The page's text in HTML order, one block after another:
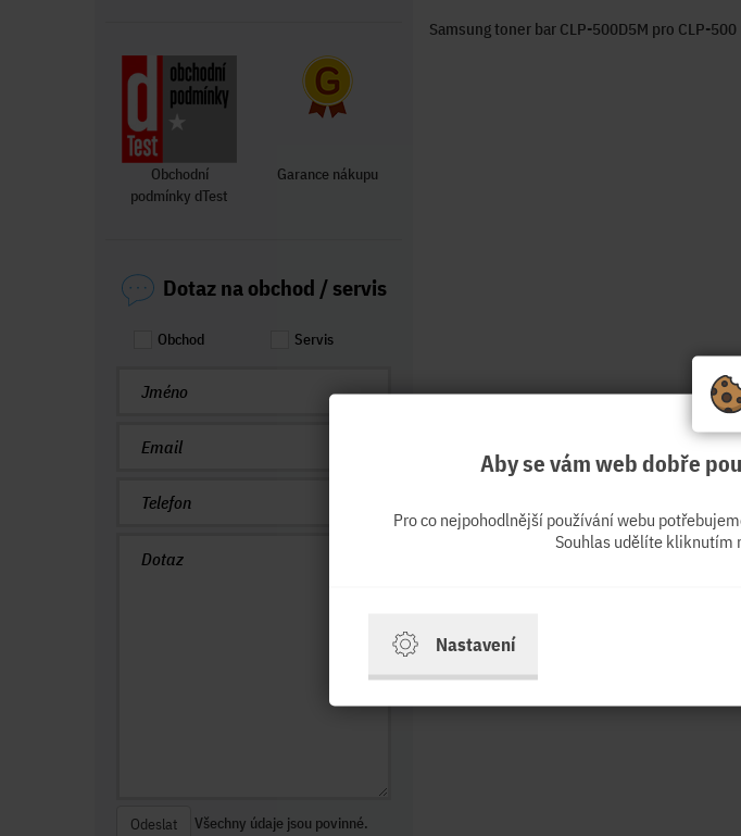
Samsung toner bar CLP-500D5M pro CLP-
Obchodní
podmínky dTest
Garance nákupu
Dotaz na obchod / servis
Obchod Servis
Odeslat Všechny údaje jsou povinné.
Aby se vám web dobře
Pro co nejpohodlnější používání webu
Souhlas udělíte kliknutím
Nastavení